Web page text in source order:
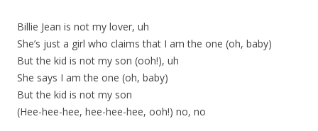
Billie Jean is not my lover, uh
She’s just a girl who claims that I am the one (oh, baby)
But the kid is not my son (ooh!), uh
She says I am the one (oh, baby)
But the kid is not my son
(Hee-hee-hee, hee-hee-hee, ooh!) no, no